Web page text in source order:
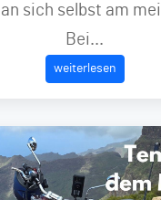
sich selbst am
Bei...
weiterlesen